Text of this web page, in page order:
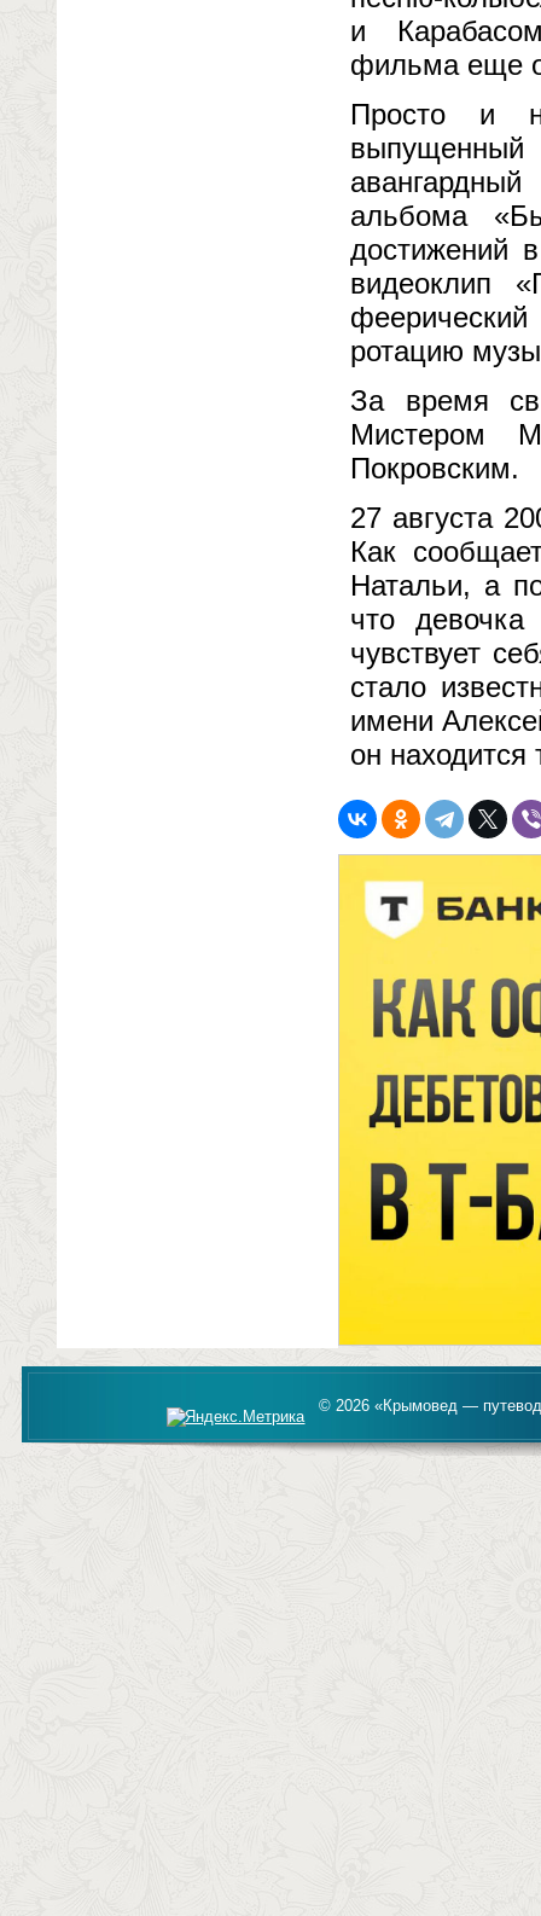
и
фильма еще
Просто и
альбома
достижений
видеоклип
ротацию
За время
Мистером
Покровским.
27 августа
Как
Натальи, а
что
чувствует
стало
имени
он
© 2026 «Крымовед —